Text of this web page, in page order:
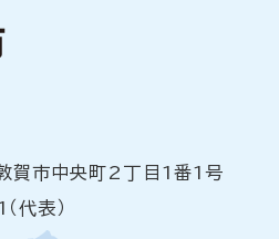
市中央町2丁目1番1号
代表）